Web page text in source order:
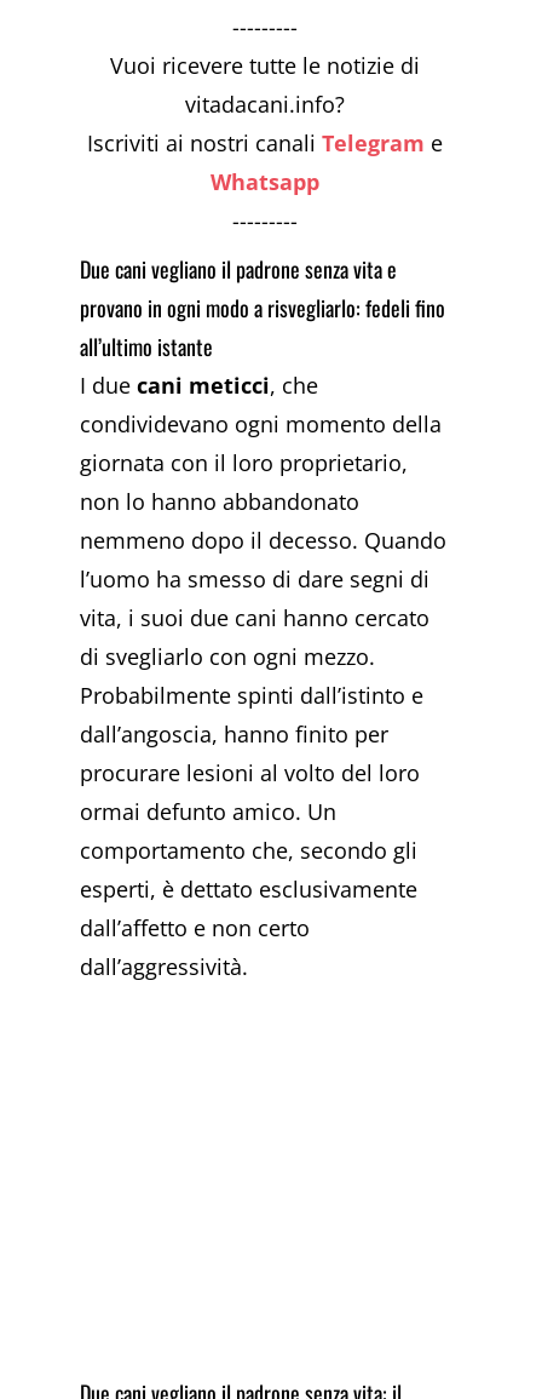
---------
Vuoi ricevere tutte le notizie di
vitadacani.info?
Iscriviti ai nostri canaliTelegram e
Whatsapp
---------
Due cani vegliano il padrone senza vita e
provano in ogni modo a risvegliarlo: fedeli fino
all’ultimo istante
I duecani meticci, che
condividevano ogni momento della
giornata con il loro proprietario,
non lo hanno abbandonato
nemmeno dopo il decesso. Quando
l’uomo ha smesso di dare segni di
vita, i suoi due cani hanno cercato
di svegliarlo con ogni mezzo.
Probabilmente spinti dall’istinto e
dall’angoscia, hanno finito per
procurare lesioni al volto del loro
ormai defunto amico. Un
comportamento che, secondo gli
esperti, è dettato esclusivamente
dall’affetto e non certo
dall’aggressività.
Due cani vegliano il padrone senza vita: il